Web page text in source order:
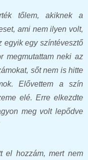
tőlem, akiknek a
ami nem ilyen volt,
egyik egy színtévesztő
megmutattam neki az
sőt nem is hitte
Elővettem a szín
elé. Erre elkezdte
meg volt lepődve
el hozzám, mert nem